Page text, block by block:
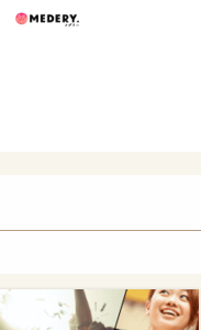
うまい肉